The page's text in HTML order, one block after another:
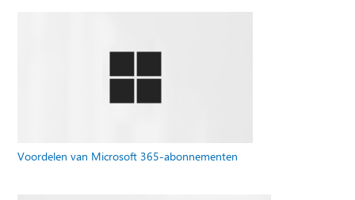
Voordelen van Microsoft 365-abonnementen